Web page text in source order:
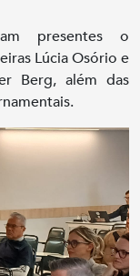
presentes o
Lúcia Osório e
Berg, além das